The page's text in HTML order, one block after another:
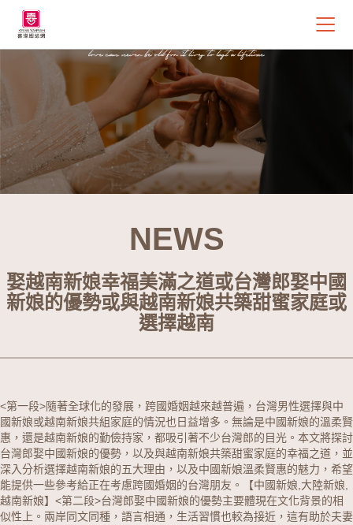
NEWS
娶越南新娘幸福美滿之道或台灣郎娶中國
新娘的優勢或與越南新娘共築甜蜜家庭或
選擇越南
<第一段>隨著全球化的發展，跨國婚姻越來越普遍，台灣男性選擇與中
國新娘或越南新娘共組家庭的情況也日益增多。無論是中國新娘的溫柔賢
惠，還是越南新娘的勤儉持家，都吸引著不少台灣郎的目光。本文將探討
台灣郎娶中國新娘的優勢，以及與越南新娘共築甜蜜家庭的幸福之道，並
深入分析選擇越南新娘的五大理由，以及中國新娘溫柔賢惠的魅力，希望
能提供一些參考給正在考慮跨國婚姻的台灣朋友。【中國新娘,大陸新娘,
越南新娘】 <第二段>台灣郎娶中國新娘的優勢主要體現在文化背景的相
似性上。兩岸同文同種，語言相通，生活習慣也較為接近，這有助於夫妻